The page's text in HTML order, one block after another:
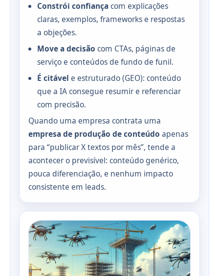
Constrói confiançacom explicações
claras, exemplos, frameworks e respostas
a objeções.
Move a decisão com CTAs, páginas de
serviço e conteúdos de fundo de funil.
É citável e estruturado (GEO): conteúdo
que a IA consegue resumir e referenciar
com precisão.
Quando uma empresa contrata uma
empresa de produção de conteúdo apenas
para “publicar X textos por mês”, tende a
acontecer o previsível: conteúdo genérico,
pouca diferenciação, e nenhum impacto
consistente em leads.